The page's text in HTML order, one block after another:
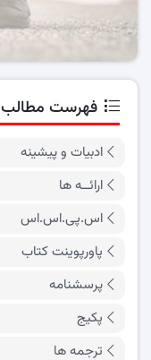
فهرست مطالب
ادبیات و پیشینه
ارائــه ها
اس.پی.اس.اس
پاورپوینت کتاب
پرسشنامه
پکیج
ترجمه ها